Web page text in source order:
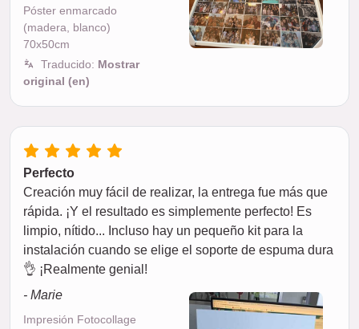
Póster enmarcado
(madera, blanco)
70x50cm
Traducido: Mostrar
original (en)
Perfecto
Creación muy fácil de realizar, la entrega fue más que
rápida. ¡Y el resultado es simplemente perfecto! Es
limpio, nítido... Incluso hay un pequeño kit para la
instalación cuando se elige el soporte de espuma dura
👌 ¡Realmente genial!
- Marie
Impresión Fotocollage